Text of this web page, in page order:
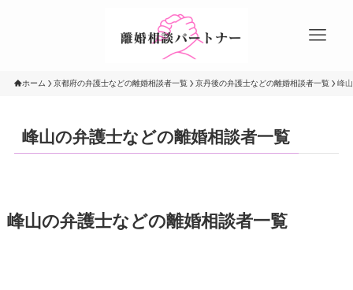
ホーム 京都府の弁護士などの離婚相談者一覧 京丹後の弁護士などの離婚相談者一覧 峰
峰山の弁護士などの離婚相談者一覧
峰山の弁護士などの離婚相談者一覧